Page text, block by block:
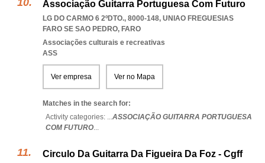
Associação Guitarra Portuguesa Com Futuro
LG DO CARMO 6 2ºDTO., 8000-148, UNIAO FREGUESIAS
FARO SE SAO PEDRO, FARO
Associações culturais e recreativas
ASS
Ver empresa Ver no Mapa
Matches in the search for:
Activity categories: ...ASSOCIAÇÃO GUITARRA PORTUGUESA
COM FUTURO...
Circulo Da Guitarra Da Figueira Da Foz - Cgff